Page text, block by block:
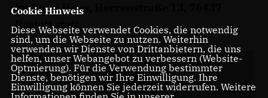
im Rossi Haus, Herrenstraße 13, 76437
Rastatt statt.
Cookie Hinweis
Diese Webseite verwendet Cookies, die notwendig
sind, um die Webseite zu nutzen. Weiterhin
verwenden wir Dienste von Drittanbietern, die uns
helfen, unser Webangebot zu verbessern (Website-
Optmierung). Für die Verwendung bestimmter
Dienste, benötigen wir Ihre Einwilligung. Ihre
Einwilligung können Sie jederzeit widerrufen. Weitere